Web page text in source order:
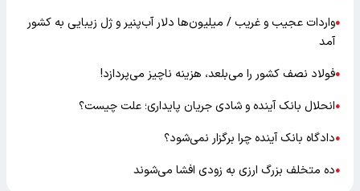
●واردات عجیب و غریب / میلیون‌ها دلار آب‌پنیر و ژل زیبایی به کشور
آمد
●فولاد نصف کشور را می‌بلعد، هزینه ناچیز می‌پردازد!
●انحلال بانک آینده و شادی جریان پایداری؛ علت چیست؟
●دادگاه بانک آینده چرا برگزار نمی‌شود؟
●ده متخلف بزرگ ارزی به زودی افشا می‌شوند